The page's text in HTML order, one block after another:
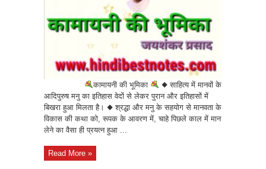
कामायनी की भूमिका
◆ साहित्य में मानवों के
आदिपुरुष मनु का इतिहास वेदों से लेकर पुरान और इतिहासों में
बिखरा हुआ मिलता है। ◆ श्रद्धा और मनु के सहयोग से मानवता के
विकास की कथा को, रूपक के आवरण में, चाहे पिछले काल में मान
लेने का वैसा ही प्रयत्न हुआ ...
Read More »